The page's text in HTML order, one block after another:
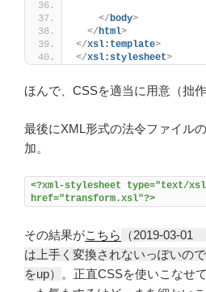
</body>
</html>
</xsl:template>
</xsl:stylesheet>
ほんで、CSSを適当に用意（拙
最後にXML形式の法令ファイル
加。
<?xml-stylesheet type="text/
href="transform.xsl"?>
その結果がこちら
（2019-03-01
は上手く変換されないっぽいの
をup）
。正直CSSを使いこなせ